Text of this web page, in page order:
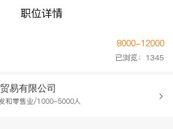
职位详情
8000-12000
已浏览：1345
易有限公司
和零售业/1000-5000人